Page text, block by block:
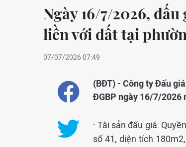
Ngày 16/7/2026,
liền với đất tại
07/07/2026 07:49
(BĐT) - Công ty Đấu
ĐGBP ngày 16/7/2026
· Tài sản đấu giá:
số 41, diện tích